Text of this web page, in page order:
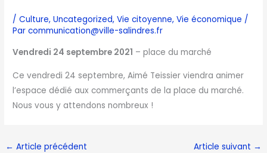
/Culture,Uncategorized,Vie citoyenne,Vie économique /
Parcommunication@ville-salindres.fr
Vendredi 24 septembre 2021 – place du marché
Ce vendredi 24 septembre, Aimé Teissier viendra animer
l’espace dédié aux commerçants de la place du marché.
Nous vous y attendons nombreux !
← Article précédent Article suivant →